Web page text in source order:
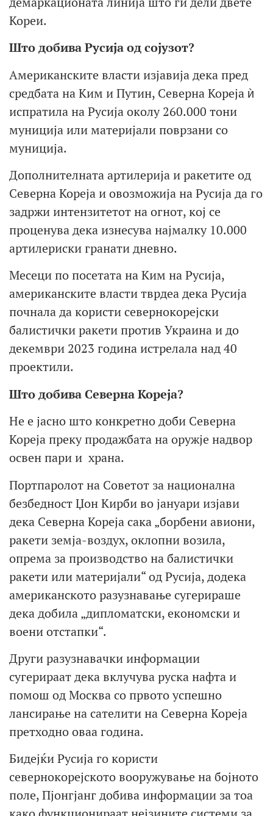
Кореи.
Што добива Русија од сојузот?
Американските власти изјавија дека пред
средбата на Ким и Путин, Северна Кореја ѝ
испратила на Русија околу 260.000 тони
муниција или материјали поврзани со
муниција.
Дополнителната артилерија и ракетите од
Северна Кореја и овозможија на Русија да го
задржи интензитетот на огнот, кој се
проценува дека изнесува најмалку 10.000
артилериски гранати дневно.
Месеци по посетата на Ким на Русија,
американските власти тврдеа дека Русија
почнала да користи севернокорејски
балистички ракети против Украина и до
декември 2023 година истрелала над 40
проектили.
Штодобива Северна Кореја?
Не е јасно што конкретно доби Северна
Кореја преку продажбата на оружје надвор
освен пари и храна.
Портпаролот на Советот за национална
безбедност Џон Кирби во јануари изјави
дека Северна Кореја сака „борбени авиони,
ракети земја-воздух, оклопни возила,
опрема за производство на балистички
ракети или материјали“ од Русија, додека
американското разузнавање сугерираше
дека добила „дипломатски, економски и
воени отстапки“.
Други разузнавачки информации
сугерираат дека вклучува руска нафта и
помош од Москва со првото успешно
лансирање на сателити на Северна Кореја
претходно оваа година.
Бидејќи Русија го користи
севернокорејското вооружување на бојното
поле, Пјонгјанг добива информации за тоа